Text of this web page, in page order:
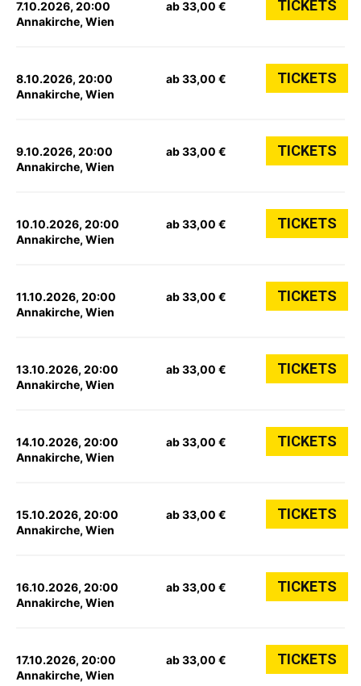
7.10.2026, 20:00
Annakirche, Wien
ab 33,00 € TICKETS
8.10.2026, 20:00
Annakirche, Wien
ab 33,00 € TICKETS
9.10.2026, 20:00
Annakirche, Wien
ab 33,00 € TICKETS
10.10.2026, 20:00
Annakirche, Wien
ab 33,00 € TICKETS
11.10.2026, 20:00
Annakirche, Wien
ab 33,00 € TICKETS
13.10.2026, 20:00
Annakirche, Wien
ab 33,00 € TICKETS
14.10.2026, 20:00
Annakirche, Wien
ab 33,00 € TICKETS
15.10.2026, 20:00
Annakirche, Wien
ab 33,00 € TICKETS
16.10.2026, 20:00
Annakirche, Wien
ab 33,00 € TICKETS
17.10.2026, 20:00
Annakirche, Wien
ab 33,00 € TICKETS